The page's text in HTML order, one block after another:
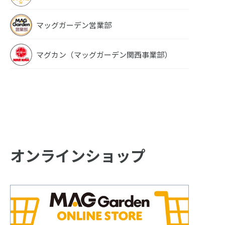
マッグガーデン営業部
マグカン（マッグガーデン関西事業部）
オンラインショップ